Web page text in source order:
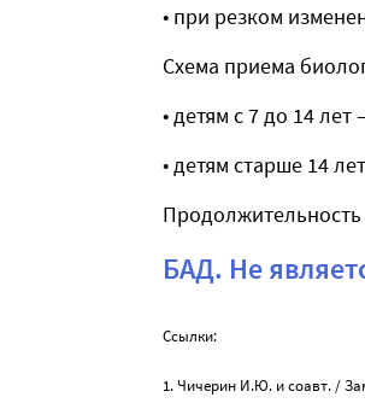
• при резком
Схема приема
• детям с 7 до 14 лет
• детям старше 14
БАД. Не
Ссылки:
1. Чичерин И.Ю. и соавт. /